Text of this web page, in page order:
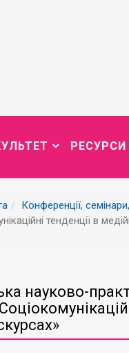
РЕСУРСИ
Конференції,
тенденції в
науково-